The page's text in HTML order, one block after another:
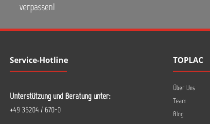
verpassen!
Service-Hotline
Unterstützung und Beratung unter:
+49 35204 / 670-0
TOPLAC
Über Uns
Team
Blog